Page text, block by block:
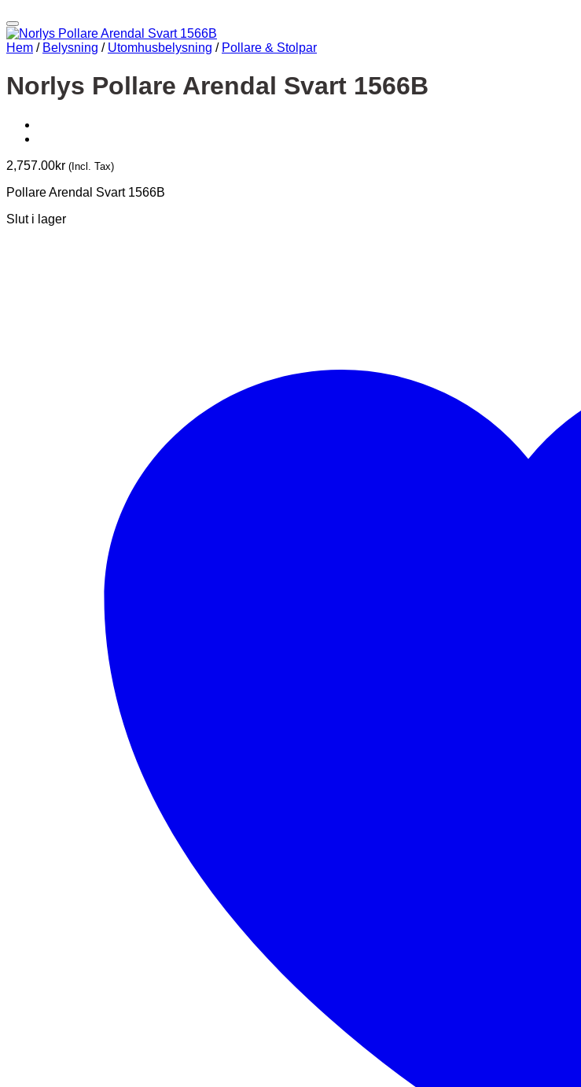
Hem / Belysning / Utomhusbelysning / Pollare & Stolpar
Norlys Pollare Arendal Svart 1566B
2,757.00kr (Incl. Tax)
Pollare Arendal Svart 1566B
Slut i lager